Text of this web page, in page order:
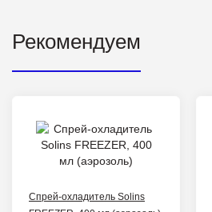
Рекомендуем
Спрей-охладитель Solins